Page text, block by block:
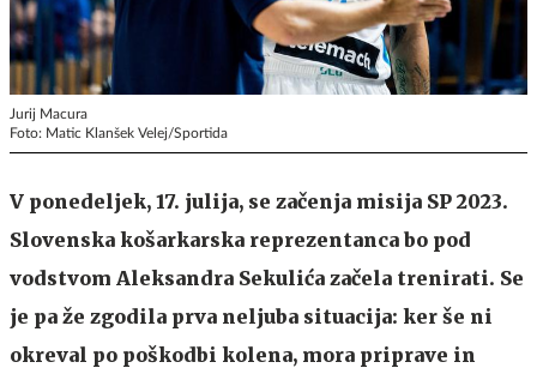
Jurij Macura
Foto: Matic Klanšek Velej/Sportida
V ponedeljek, 17. julija, se začenja misija SP 2023.
Slovenska košarkarska reprezentanca bo pod
vodstvom Aleksandra Sekulića začela trenirati. Se
je pa že zgodila prva neljuba situacija: ker še ni
okreval po poškodbi kolena, mora priprave in